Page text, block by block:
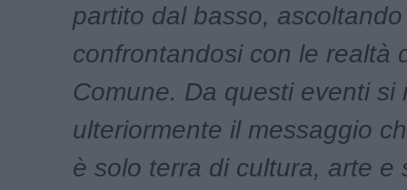
partito dal basso,
confrontandosi con le realtà
Comune. Da questi eventi si
ulteriormente il messaggio
è solo terra di cultura, arte e